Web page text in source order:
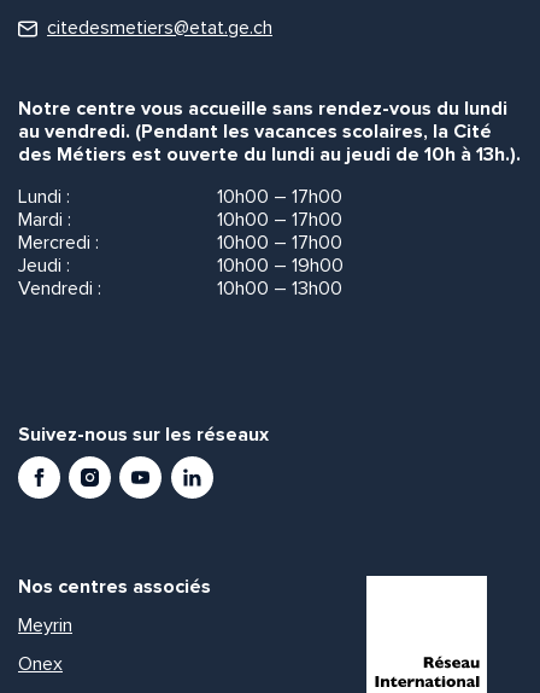
citedesmetiers@etat.ge.ch
Notre centre vous accueille sans rendez-vous du lundi
au vendredi. (Pendant les vacances scolaires, la Cité
des Métiers est ouverte du lundi au jeudi de 10h à 13h.).
Lundi :
10h00 – 17h00
Mardi :
10h00 – 17h00
Mercredi :
10h00 – 17h00
Jeudi :
10h00 – 19h00
Vendredi :
10h00 – 13h00
Suivez-nous sur les réseaux
FacebookInstagramYoutubeLinkedIn
Nos centres associés
Meyrin
Onex